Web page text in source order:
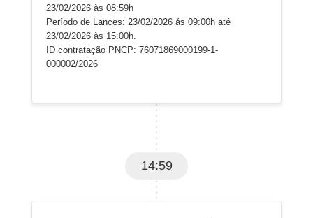
23/02/2026 às 08:59h
Período de Lances: 23/02/2026 ás 09:00h até
23/02/2026 às 15:00h.
ID contratação PNCP: 76071869000199-1-
000002/2026
14:59